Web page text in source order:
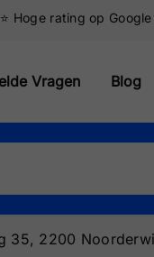
Hoge rating op Google
Vragen Blog
35, 2200